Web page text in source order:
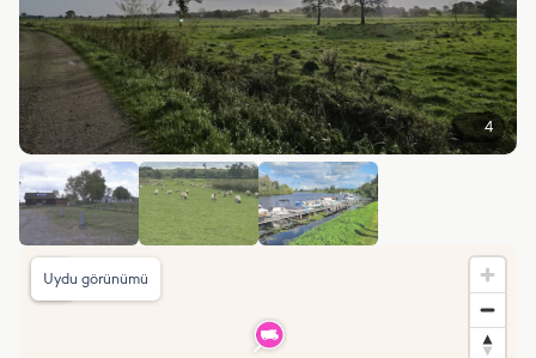
4
Uydu görünümü